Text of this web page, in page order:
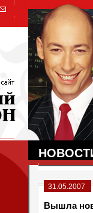
31.05.2007
Вышла